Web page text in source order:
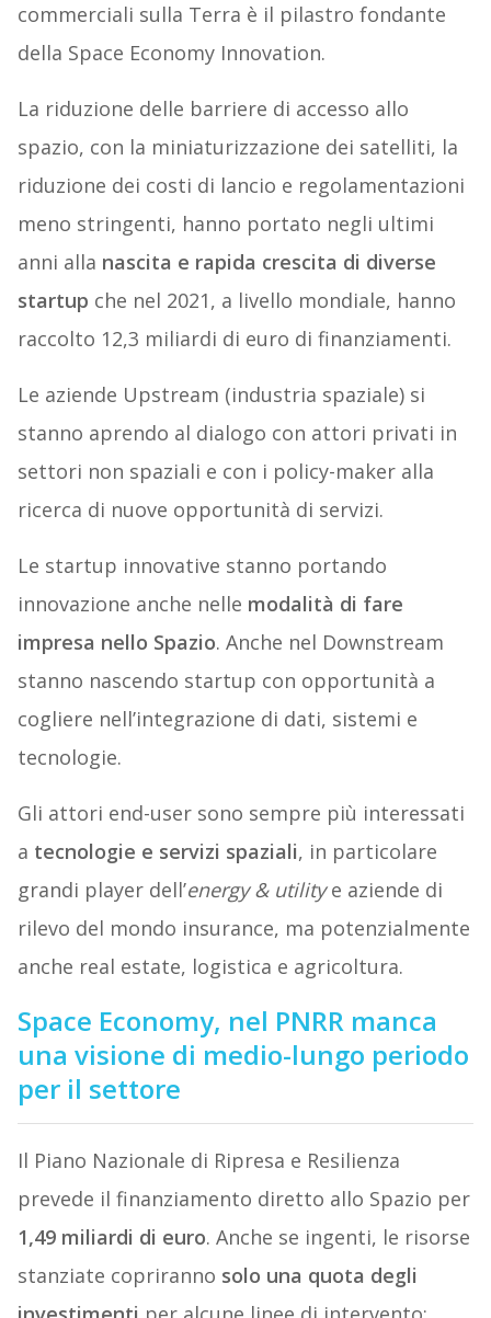
commerciali sulla Terra è il pilastro fondante
della Space Economy Innovation.
La riduzione delle barriere di accesso allo
spazio, con la miniaturizzazione dei satelliti, la
riduzione dei costi di lancio e regolamentazioni
meno stringenti, hanno portato negli ultimi
anni alla nascita e rapida crescita di diverse
startup che nel 2021, a livello mondiale, hanno
raccolto 12,3 miliardi di euro di finanziamenti.
Le aziende Upstream (industria spaziale) si
stanno aprendo al dialogo con attori privati in
settori non spaziali e con i policy-maker alla
ricerca di nuove opportunità di servizi.
Le startup innovative stanno portando
innovazione anche nelle modalità di fare
impresa nello Spazio. Anche nel Downstream
stanno nascendo startup con opportunità a
cogliere nell’integrazione di dati, sistemi e
tecnologie.
Gli attori end-user sono sempre più interessati
a tecnologie e servizi spaziali, in particolare
grandi player dell’energy & utilitye aziende di
rilevo del mondo insurance, ma potenzialmente
anche real estate, logistica e agricoltura.
Space Economy, nel PNRR manca
una visione di medio-lungo periodo
per il settore
Il Piano Nazionale di Ripresa e Resilienza
prevede il finanziamento diretto allo Spazio per
1,49 miliardi di euro. Anche se ingenti, le risorse
stanziate copriranno solo una quota degli